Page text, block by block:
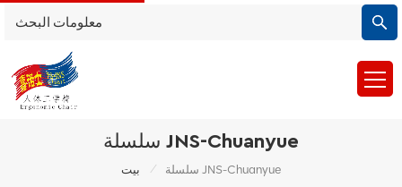
سلسلة JNS-Chuanyue
بيت / سلسلة JNS-Chuanyue